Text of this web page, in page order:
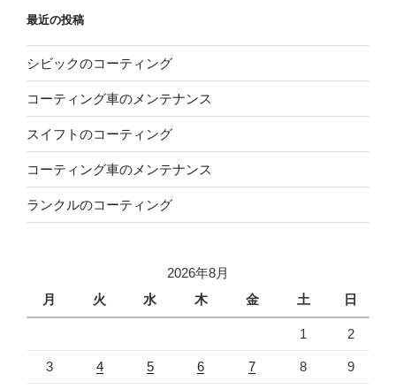
最近の投稿
シビックのコーティング
コーティング車のメンテナンス
スイフトのコーティング
コーティング車のメンテナンス
ランクルのコーティング
2026年8月
月
火 水 木 金 土 日
1 2
3 4 5 6 7 8 9